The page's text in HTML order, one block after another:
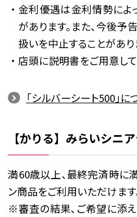
金利優遇は金利情勢によ
があります。また、今後
扱いを中止することがあり
店頭に説明書をご用意して
「シルバーシート500」に
【かりる】みらいシニ
満60歳以上、最終完済時に
ン商品をご利用いただけます
※審査の結果、ご希望に添